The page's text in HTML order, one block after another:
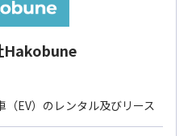
Hakobune
（EV）のレンタル及びリース